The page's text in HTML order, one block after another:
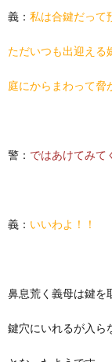
義： 私は合鍵だって
ただいつも出迎える
庭にからまわって脅
警： ではあけてみて
義： いいわよ！！
鼻息荒く義母は鍵を
鍵穴にいれるが入